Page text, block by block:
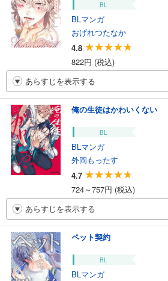
BL
BLマンガ
おげれつたなか
4.8
822円 (税込)
あらすじを表示する
俺の生徒はかわいくない
BL
BLマンガ
外岡もったす
4.7
724～757円 (税込)
あらすじを表示する
ペット契約
BL
BLマンガ